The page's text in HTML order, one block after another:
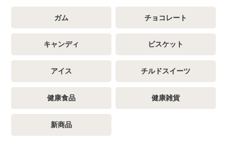
ガム チョコレート
キャンディ ビスケット
アイス チルドスイーツ
健康食品 健康雑貨
新商品